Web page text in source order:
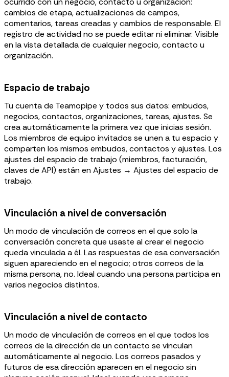
cambios de etapa, actualizaciones de campos,
comentarios, tareas creadas y cambios de responsable. El
registro de actividad no se puede editar ni eliminar. Visible
en la vista detallada de cualquier negocio, contacto u
organización.
Espacio de trabajo
Tu cuenta de Teamopipe y todos sus datos: embudos,
negocios, contactos, organizaciones, tareas, ajustes. Se
crea automáticamente la primera vez que inicias sesión.
Los miembros de equipo invitados se unen a tu espacio y
comparten los mismos embudos, contactos y ajustes. Los
ajustes del espacio de trabajo (miembros, facturación,
claves de API) están en Ajustes → Ajustes del espacio de
trabajo.
Vinculación a nivel de conversación
Un modo de vinculación de correos en el que solo la
conversación concreta que usaste al crear el negocio
queda vinculada a él. Las respuestas de esa conversación
siguen apareciendo en el negocio; otros correos de la
misma persona, no. Ideal cuando una persona participa en
varios negocios distintos.
Vinculación a nivel de contacto
Un modo de vinculación de correos en el que todos los
correos de la dirección de un contacto se vinculan
automáticamente al negocio. Los correos pasados y
futuros de esa dirección aparecen en el negocio sin